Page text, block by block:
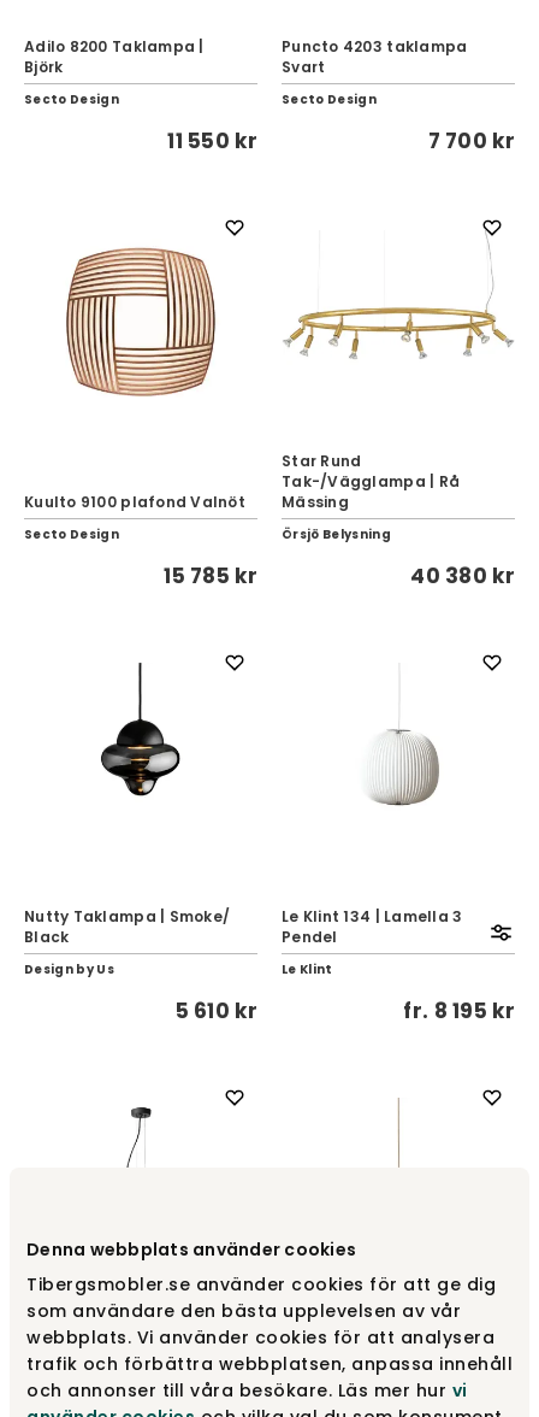
Denna webbplats använder cookies
Tibergsmobler.se använder cookies för att ge dig
som användare den bästa upplevelsen av vår
webbplats. Vi använder cookies för att analysera
trafik och förbättra webbplatsen, anpassa innehåll
och annonser till våra besökare. Läs mer hur vi
Adilo 8200 Taklampa |
Björk
Secto Design
11 550 kr
Puncto 4203 taklampa
Svart
Secto Design
7 700 kr
Kuulto 9100 plafond Valnöt
Secto Design
15 785 kr
Star Rund
Tak-/Vägglampa | Rå
Mässing
Örsjö Belysning
40 380 kr
Nutty Taklampa | Smoke/
Black
Design by Us
5 610 kr
Le Klint 134 | Lamella 3
Pendel
Le Klint
fr. 8 195 kr
Vipp 528 Pendellampa
Apiales 1 Pendel Large |
Brushed Brass/Opal